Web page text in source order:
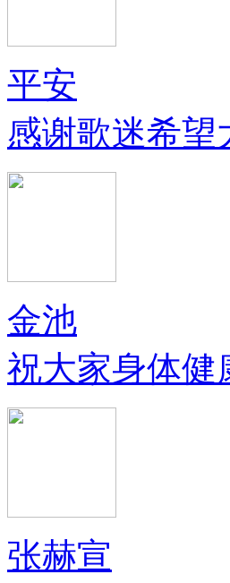
平安
感谢歌迷希望
金池
祝大家身体健
张赫宣